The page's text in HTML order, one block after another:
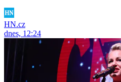
HN.cz
dnes, 12:24